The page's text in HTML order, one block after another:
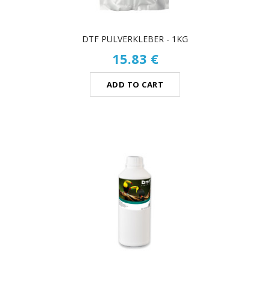
DTF PULVERKLEBER - 1KG
15.83 €
ADD TO CART